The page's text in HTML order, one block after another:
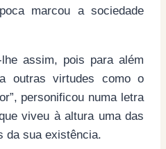
marcou a sociedade
assim, pois para além
outras virtudes como o
personificou numa letra
viveu à altura uma das
da sua existência.